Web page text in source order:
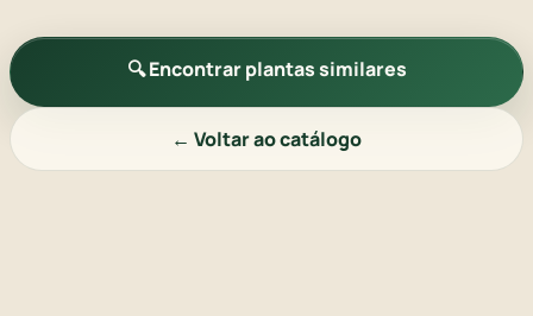
🔍 Encontrar plantas similares
← Voltar ao catálogo